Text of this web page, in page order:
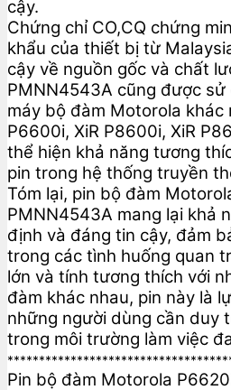
cậy.
Chứng chỉ CO,CQ chứng
khẩu của thiết bị từ
cậy về nguồn gốc và chất
PMNN4543A cũng được
máy bộ đàm Motorola khác
P6600i, XiR P8600i, XiR
thể hiện khả năng tương
pin trong hệ thống truyền
Tóm lại, pin bộ đàm
PMNN4543A mang lại khả
định và đáng tin cậy, đảm
trong các tình huống quan
lớn và tính tương thích với
đàm khác nhau, pin này là
những người dùng cần duy
trong môi trường làm việc
Pin bộ đàm Motorola